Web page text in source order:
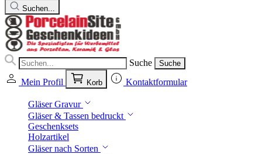
Suchen...
Suche Suche
Mein Profil Korb Kontaktformular
Gläser Gravur
Gläser & Tassen bedruckt
Geschenksets
Holzartikel
Gläser nach Sorten